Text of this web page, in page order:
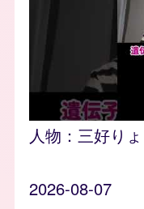
人物： 三好りょ
2026-08-07